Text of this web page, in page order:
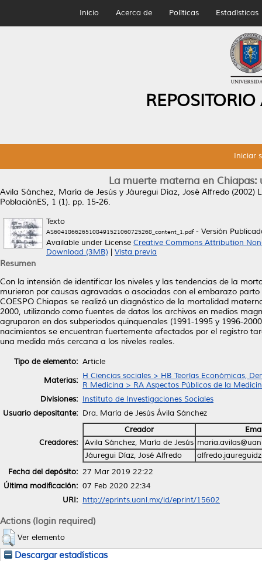
Inicio Acerca de Políticas Estadísticas
Iniciar
La muerte materna en
Avila Sánchez, María de Jesús y Jáuregui Díaz, José Alfredo (2002)
PoblaciónES, 1 (1). pp. 15-26.
Texto
AS6041866265108491521060725268_content_1.pdf- Versión
Available under License Creative Commons Attribution
Download (3MB)
Vista previa
Resumen
Con la intensión de identificar los niveles y las tendencias de la
murieron por causas agravadas o asociadas con el embarazo
COESPO Chiapas se realizó un diagnóstico de la mortalidad
2000, utilizando como fuentes de datos los archivos en medios
agruparon en dos subperiodos quinquenales (1991-1995 y 1996-
nacimientos se encuentran fuertemente afectados por el registro
una medida más cercana a los niveles reales.
Tipo de elemento: Article
Materias: H Ciencias sociales > HB Teorías Económicas,
R Medicina > RA Aspectos Públicos de la
Divisiones: Instituto de Investigaciones Sociales
Usuario depositante: Dra. María de Jesús Ávila Sánchez
Creadores:
Creador
Avila Sánchez, María de Jesús
Jáuregui Díaz, José Alfredo
Fecha del depósito: 27 Mar 2019 22:22
Última modificación: 07 Feb 2020 22:34
URI: http://eprints.uanl.mx/id/eprint/15602
Actions (login required)
Ver elemento
Descargar estadísticas